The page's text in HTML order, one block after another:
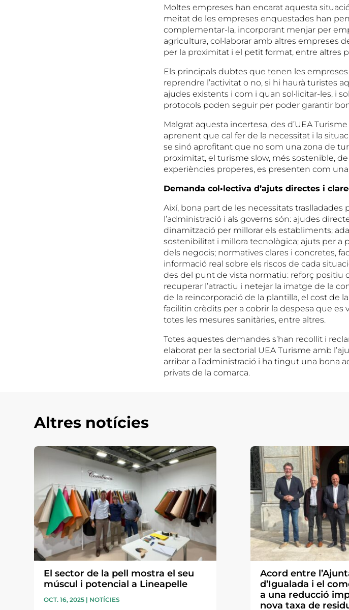
Moltes empreses han encarat aquesta
meitat de les empreses enquestades han
complementar-la, incorporant menjar per
agricultura, col•laborar amb altres empreses
per la proximitat i el petit format, entre altres
Els principals dubtes que tenen les
reprendre l’activitat o no, si hi haurà turistes
ajudes existents i com i quan sol•licitar-les, i
protocols poden seguir per poder garantir
Malgrat aquesta incertesa, des d’UEA
aprenent que cal fer de la necessitat i la
se sinó aprofitant que no som una zona de
proximitat, el turisme slow, més sostenible,
experiències properes, es presenten com
Demanda col•lectiva d’ajuts directes i
Així, bona part de les necessitats
l’administració i als governs són: ajudes
dinamització per millorar els establiments;
sostenibilitat i millora tecnològica; ajuts per
dels negocis; normatives clares i concretes,
informació real sobre els riscos de cada
des del punt de vista normatiu: reforç positiu
recuperar l’atractiu i netejar la imatge de la
de la reincorporació de la plantilla, el cost de
facilitin crèdits per a cobrir la despesa que
totes les mesures sanitàries, entre altres.
Totes aquestes demandes s’han recollit i
elaborat per la sectorial UEA Turisme amb
arribar a l’administració i ha tingut una bona
privats de la comarca.
Altres notícies
El sector de la pell mostra el seu
múscul i potencial a Lineapelle
OCT. 16, 2025 | NOTÍCIES
Acord entre
d’Igualada i el
a una reducció
nova taxa de